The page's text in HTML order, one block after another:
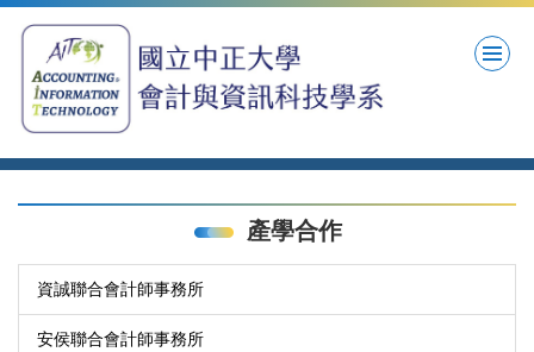
到
區
產學合作
資誠聯合會計師事務所
安侯聯合會計師事務所